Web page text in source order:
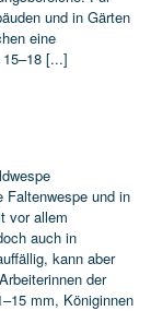
und in Gärten
eine
[...]
Faltenwespe und in
vor allem
auch in
kann aber
der
mm, Königinnen